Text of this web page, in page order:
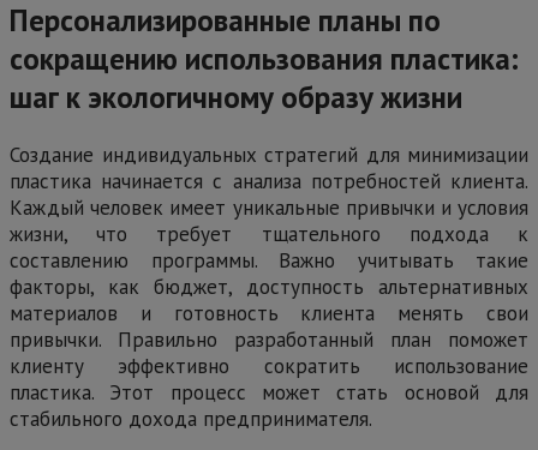
Персонализированные планы по
сокращению использования пластика:
шаг к экологичному образу жизни
Создание индивидуальных стратегий для минимизации
пластика начинается с анализа потребностей клиента.
Каждый человек имеет уникальные привычки и условия
жизни, что требует тщательного подхода к
составлению программы. Важно учитывать такие
факторы, как бюджет, доступность альтернативных
материалов и готовность клиента менять свои
привычки. Правильно разработанный план поможет
клиенту эффективно сократить использование
пластика. Этот процесс может стать основой для
стабильного дохода предпринимателя.